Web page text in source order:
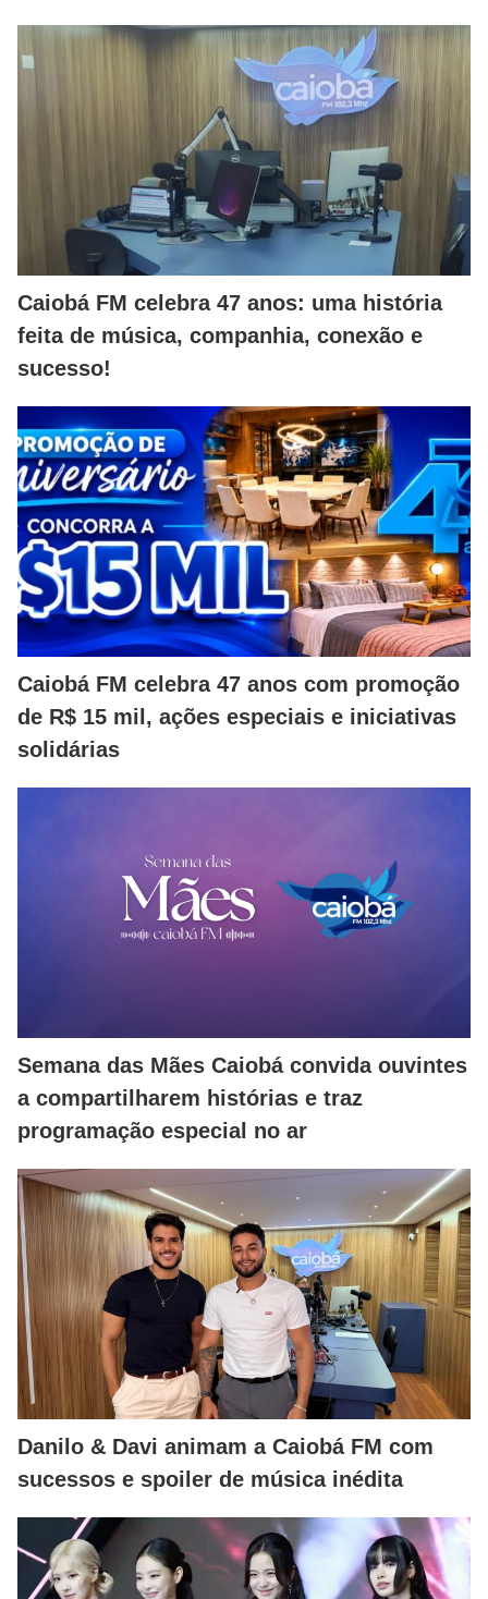
Caiobá FM celebra 47 anos: uma história
feita de música, companhia, conexão e
sucesso!
Caiobá FM celebra 47 anos com promoção
de R$ 15 mil, ações especiais e iniciativas
solidárias
Semana das Mães Caiobá convida ouvintes
a compartilharem histórias e traz
programação especial no ar
Danilo & Davi animam a Caiobá FM com
sucessos e spoiler de música inédita